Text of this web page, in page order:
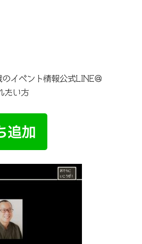
イベント情報公式LINE＠
たい方